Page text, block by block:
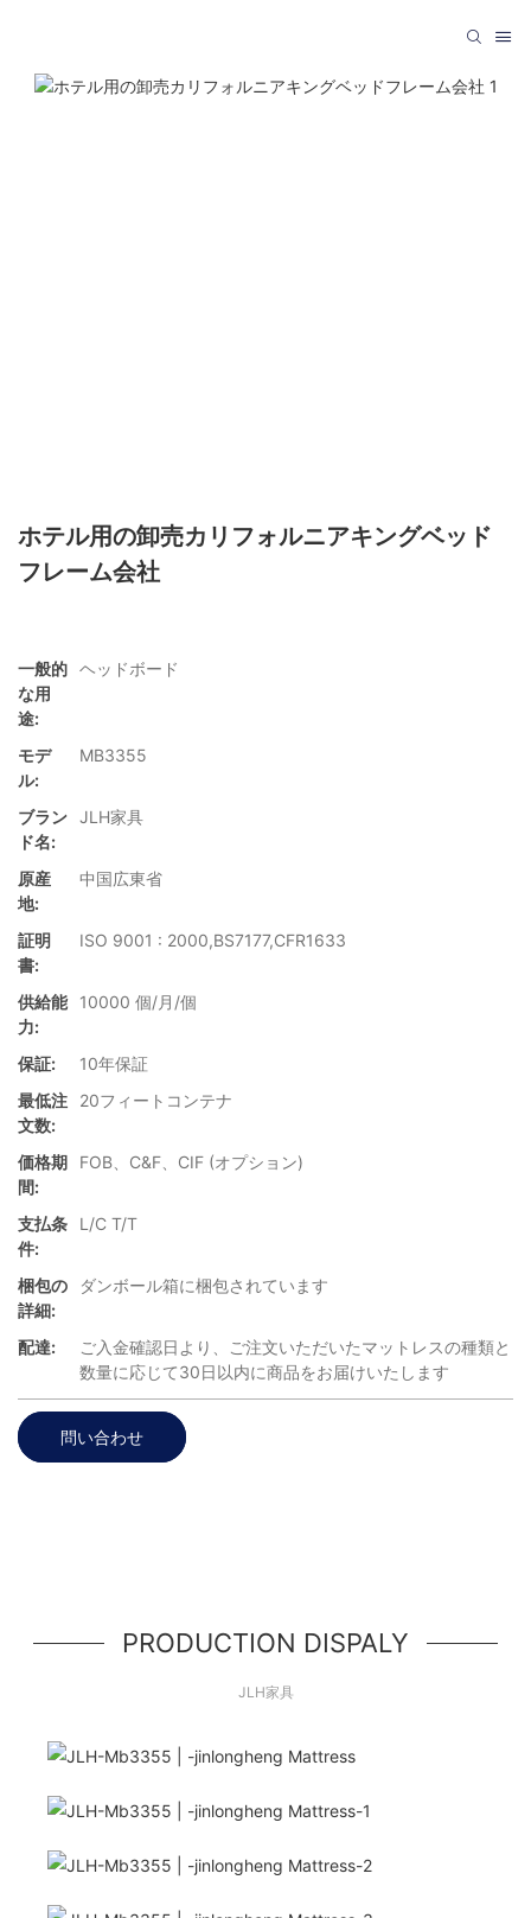
ホテル用の卸売カリフォルニアキングベッド
フレーム会社
一般的
な用
途:
ヘッドボード
モデ
ル:
MB3355
ブラン
ド名:
JLH家具
原産
地:
中国広東省
証明
書:
ISO 9001 : 2000,BS7177,CFR1633
供給能
力:
10000 個/月/個
保証:
10年保証
最低注
文数:
20フィートコンテナ
価格期
間:
FOB、C&F、CIF (オプション)
支払条
件:
L/C T/T
梱包の
詳細:
ダンボール箱に梱包されています
配達:
ご入金確認日より、ご注文いただいたマットレスの種類と
数量に応じて30日以内に商品をお届けいたします
問い合わせ
PRODUCTION DISPALY
JLH家具